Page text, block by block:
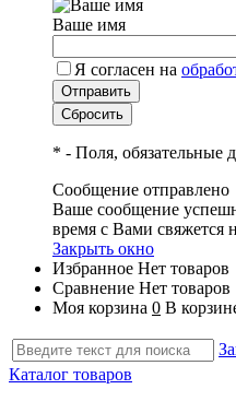
Ваше имя
Я согласен на
* - Поля, обязательные
Сообщение отправлено
Ваше сообщение
время с Вами свяжется
Закрыть окно
Избранное Нет товаров
Сравнение Нет товаров
Моя корзина 0 В
Каталог товаров